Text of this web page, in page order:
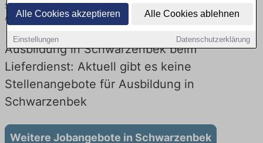
Alle Cookies akzeptieren Alle Cookies ablehnen
Einstellungen Datenschutzerklärung
Sie von namhaften Firmen. Entdecken Sie freie Optionen von Top-
Arbeitgebern und bewerben Sie sich noch heute.
Ausbildung in Schwarzenbek beim
Lieferdienst: Aktuell gibt es keine
Stellenangebote für Ausbildung in
Schwarzenbek
Weitere Jobangebote in Schwarzenbek